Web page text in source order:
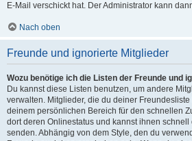
E-Mail verschickt hat. Der Administrator kann
Nach oben
Freunde und ignorierte Mitglieder
Wozu benötige ich die Listen der Freunde und
Du kannst diese Listen benutzen, um andere
verwalten. Mitglieder, die du deiner
deinem persönlichen Bereich für den schnellen
dort deren Onlinestatus und kannst ihnen
senden. Abhängig von dem Style, den du